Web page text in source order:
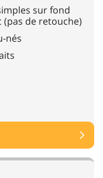
sur fond
de retouche)
nés